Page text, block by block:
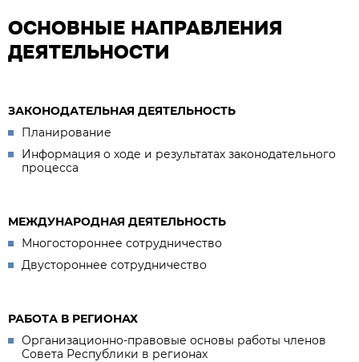
ОСНОВНЫЕ НАПРАВЛЕНИЯ
ДЕЯТЕЛЬНОСТИ
ЗАКОНОДАТЕЛЬНАЯ ДЕЯТЕЛЬНОСТЬ
Планирование
Информация о ходе и результатах законодательного
процесса
МЕЖДУНАРОДНАЯ ДЕЯТЕЛЬНОСТЬ
Многостороннее сотрудничество
Двустороннее сотрудничество
РАБОТА В РЕГИОНАХ
Организационно-правовые основы работы членов
Совета Республики в регионах